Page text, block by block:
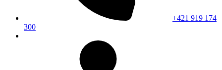
+421 919 174
300